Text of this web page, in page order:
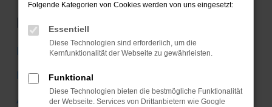
Marken
BMW
Mercedes-Benz
Audi
Folgende Kategorien von Cookies werden von uns eingesetzt:
Essentiell
Diese Technologien sind erforderlich, um die
Kernfunktionalität der Webseite zu gewährleisten.
Funktional
Diese Technologien bieten die bestmögliche Funktionalität
der Webseite. Services von Drittanbietern wie Google